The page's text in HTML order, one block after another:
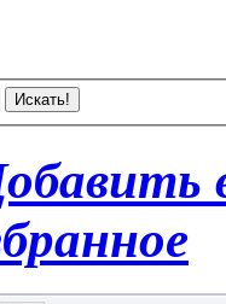
Искать!